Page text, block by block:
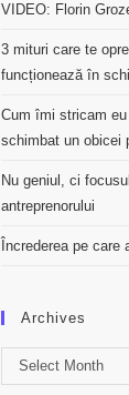
VIDEO: Florin
3 mituri care te
funcționează în
Cum îmi stricam
schimbat un obicei
Nu geniul, ci
antreprenorului
Încrederea pe
Archives
Archives
Select Month